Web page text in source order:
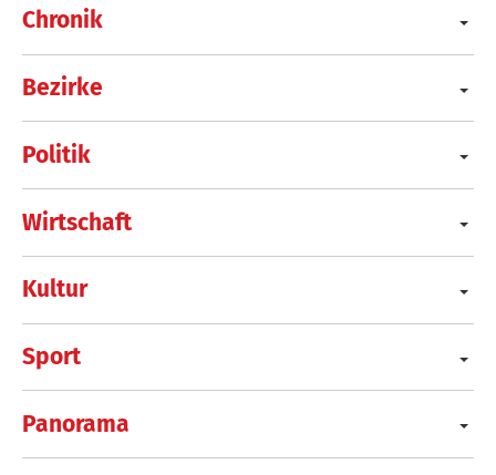
Chronik
Bezirke
Politik
Wirtschaft
Kultur
Sport
Panorama